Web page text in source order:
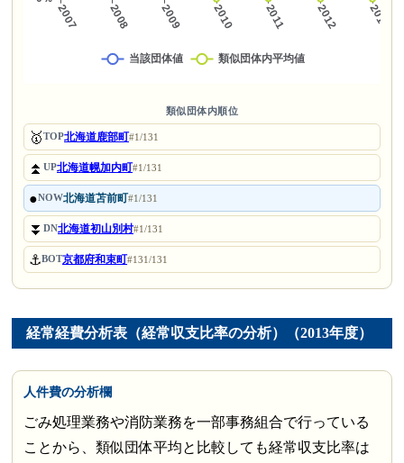
類似団体内順位
🥇TOP北海道鹿部町#1/131
⏫UP北海道幌加内町#1/131
●NOW北海道苫前町#1/131
⏬DN北海道初山別村#1/131
⚓BOT京都府和束町#131/131
経常経費分析表（経常収支比率の分析）（2013年度）
人件費の分析欄
ごみ処理業務や消防業務を一部事務組合で行っている
ことから、類似団体平均と比較しても経常収支比率は